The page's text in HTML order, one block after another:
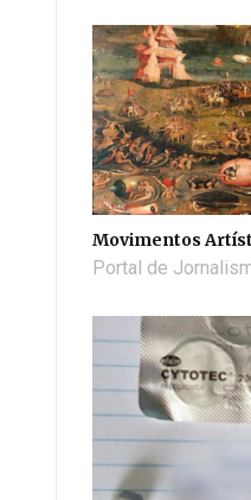
Movimentos
Portal de